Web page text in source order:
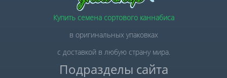
Купить семена сортового каннабиса
в оригинальных упаковках
с доставкой в любую страну мира.
Подразделы сайта